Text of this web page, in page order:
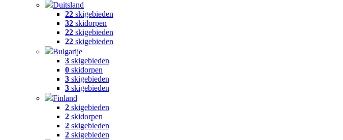
Duitsland
22 skigebieden
32 skidorpen
22 skigebieden
22 skigebieden
Bulgarije
3 skigebieden
0 skidorpen
3 skigebieden
3 skigebieden
Finland
2 skigebieden
2 skidorpen
2 skigebieden
2 skigebieden